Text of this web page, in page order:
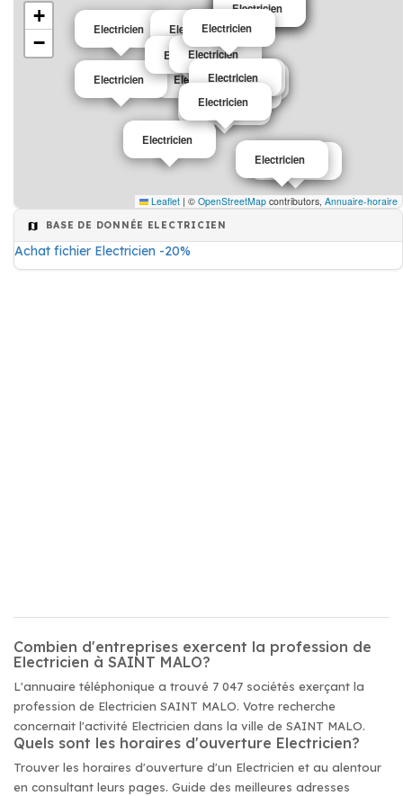
Electricien
Electricien Electricien
Electricien
Electricien
Electricien
Electricien
Electricien
Electricien
Electricien
Electricien
Electricien
Electricien
Electricien
Electricien
Electricien
Electricien
Electricien
+
−
Leaflet | © OpenStreetMap contributors, Annuaire-horaire
BASE DE DONNÉE ELECTRICIEN
Achat fichier Electricien -20%
Combien d'entreprises exercent la profession de
Electricien à SAINT MALO?
L'annuaire téléphonique a trouvé 7 047 sociétés exerçant la
profession de Electricien SAINT MALO. Votre recherche
concernait l'activité Electricien dans la ville de SAINT MALO.
Quels sont les horaires d'ouverture Electricien?
Trouver les horaires d'ouverture d'un Electricien et au alentour
en consultant leurs pages. Guide des meilleures adresses